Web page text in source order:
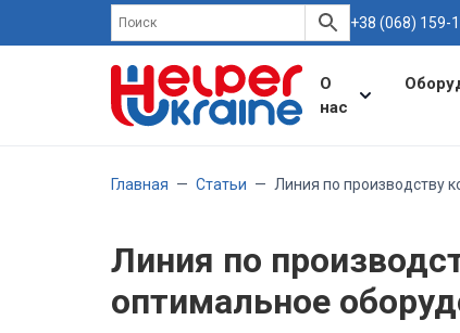
+38 (068) 159-
О
нас
Главная — Статьи — Линия по производству
Линия по
оптимальное